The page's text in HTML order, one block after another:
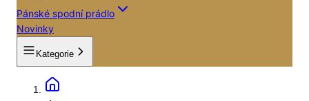
Pánské spodní prádlo
Novinky
Kategorie